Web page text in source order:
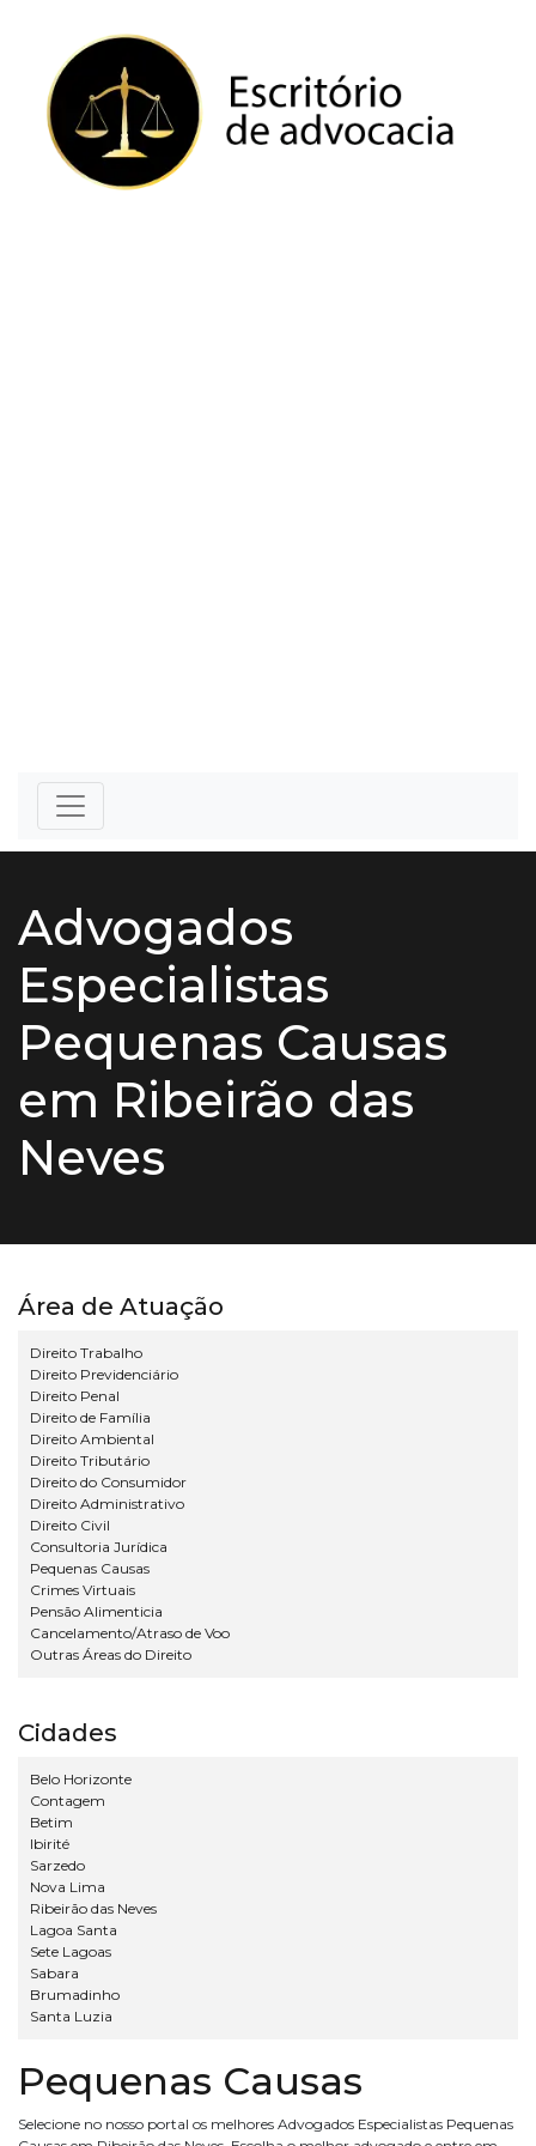
Advogados
Especialistas
Pequenas Causas
em Ribeirão das
Neves
Área de Atuação
Direito Trabalho
Direito Previdenciário
Direito Penal
Direito de Família
Direito Ambiental
Direito Tributário
Direito do Consumidor
Direito Administrativo
Direito Civil
Consultoria Jurídica
Pequenas Causas
Crimes Virtuais
Pensão Alimenticia
Cancelamento/Atraso de Voo
Outras Áreas do Direito
Cidades
Belo Horizonte
Contagem
Betim
Ibirité
Sarzedo
Nova Lima
Ribeirão das Neves
Lagoa Santa
Sete Lagoas
Sabara
Brumadinho
Santa Luzia
Pequenas Causas
Selecione no nosso portal os melhores Advogados Especialistas Pequenas